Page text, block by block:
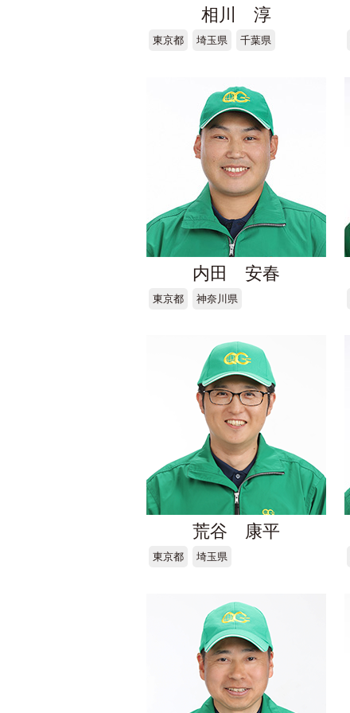
相川 淳
東京都 埼玉県 千葉県
内田 安春
東京都 神奈川県
荒谷 康平
東京都 埼玉県